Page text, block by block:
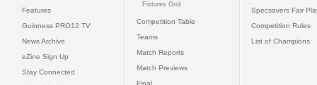
Features
Guinness PRO12 TV
News Archive
eZine Sign Up
Stay Connected
Fixtures Grid
Competition Table
Teams
Match Reports
Match Previews
Final
Specsavers Fair
Competition Rules
List of Champions